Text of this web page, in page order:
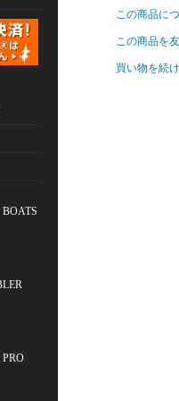
この商品に
この商品を
買い物を続